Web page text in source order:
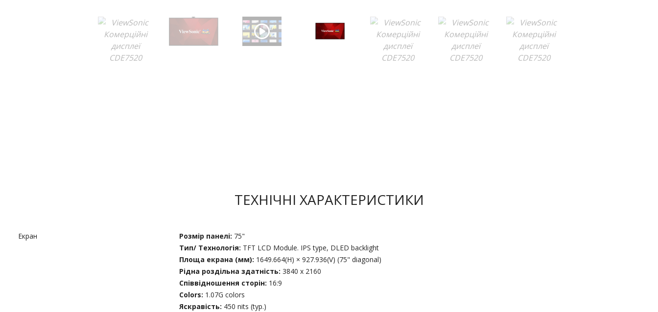
ТЕХНІЧНІ ХАРАКТЕРИСТИКИ
Екран Розмір панелі: 75"
Тип/ Технологія: TFT LCD Module. IPS type, DLED backlight
Площа екрана (мм): 1649.664(H) × 927.936(V) (75" diagonal)
Рідна роздільна здатність: 3840 x 2160
Співвідношення сторін: 16:9
Colors: 1.07G colors
Яскравість: 450 nits (typ.)